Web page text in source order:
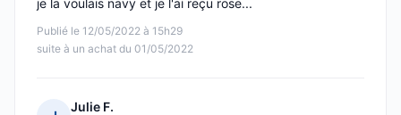
Publié le 12/05/2022 à 15h29
suite à un achat du 01/05/2022
je la voulais navy et je l'ai reçu rose...
Julie F.